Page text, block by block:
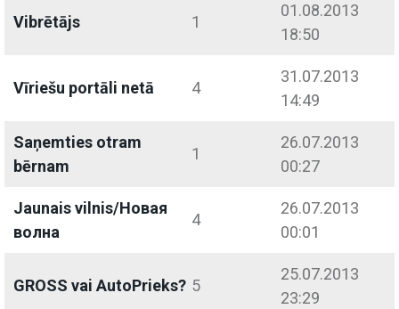
Vibrētājs 1
01.08.2013
18:50
Vīriešu portāli netā 4
31.07.2013
14:49
Saņemties otram
bērnam
1
26.07.2013
00:27
Jaunais vilnis/Новая
волна
4
26.07.2013
00:01
GROSS vai AutoPrieks? 5
25.07.2013
23:29